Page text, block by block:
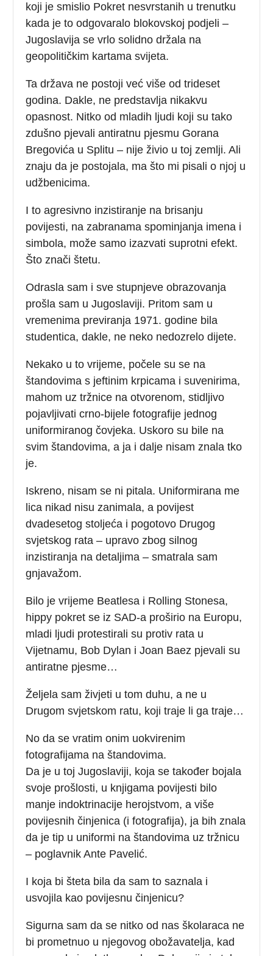
koji je smislio Pokret nesvrstanih u trenutku
kada je to odgovaralo blokovskoj podjeli –
Jugoslavija se vrlo solidno držala na
geopolitičkim kartama svijeta.
Ta država ne postoji već više od trideset
godina. Dakle, ne predstavlja nikakvu
opasnost. Nitko od mladih ljudi koji su tako
zdušno pjevali antiratnu pjesmu Gorana
Bregovića u Splitu – nije živio u toj zemlji. Ali
znaju da je postojala, ma što mi pisali o njoj u
udžbenicima.
I to agresivno inzistiranje na brisanju
povijesti, na zabranama spominjanja imena i
simbola, može samo izazvati suprotni efekt.
Što znači štetu.
Odrasla sam i sve stupnjeve obrazovanja
prošla sam u Jugoslaviji. Pritom sam u
vremenima previranja 1971. godine bila
studentica, dakle, ne neko nedozrelo dijete.
Nekako u to vrijeme, počele su se na
štandovima s jeftinim krpicama i suvenirima,
mahom uz tržnice na otvorenom, stidljivo
pojavljivati crno-bijele fotografije jednog
uniformiranog čovjeka. Uskoro su bile na
svim štandovima, a ja i dalje nisam znala tko
je.
Iskreno, nisam se ni pitala. Uniformirana me
lica nikad nisu zanimala, a povijest
dvadesetog stoljeća i pogotovo Drugog
svjetskog rata – upravo zbog silnog
inzistiranja na detaljima – smatrala sam
gnjavažom.
Bilo je vrijeme Beatlesa i Rolling Stonesa,
hippy pokret se iz SAD-a proširio na Europu,
mladi ljudi protestirali su protiv rata u
Vijetnamu, Bob Dylan i Joan Baez pjevali su
antiratne pjesme…
Željela sam živjeti u tom duhu, a ne u
Drugom svjetskom ratu, koji traje li ga traje…
No da se vratim onim uokvirenim
fotografijama na štandovima.
Da je u toj Jugoslaviji, koja se također bojala
svoje prošlosti, u knjigama povijesti bilo
manje indoktrinacije herojstvom, a više
povijesnih činjenica (i fotografija), ja bih znala
da je tip u uniformi na štandovima uz tržnicu
– poglavnik Ante Pavelić.
I koja bi šteta bila da sam to saznala i
usvojila kao povijesnu činjenicu?
Sigurna sam da se nitko od nas školaraca ne
bi prometnuo u njegovog obožavatelja, kad